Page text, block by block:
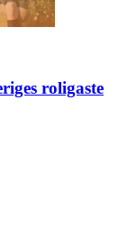
roligaste